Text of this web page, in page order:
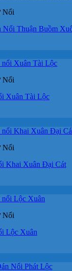
Nổi
Thuận Buồm
Nổi
Xuân Tài Lộc
Nổi
Khai Xuân Đại Cát
Nổi
Lộc Xuân